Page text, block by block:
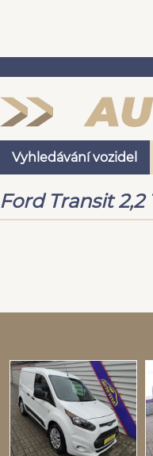
Vyhledávání vozidel
Ford Transit 2,2